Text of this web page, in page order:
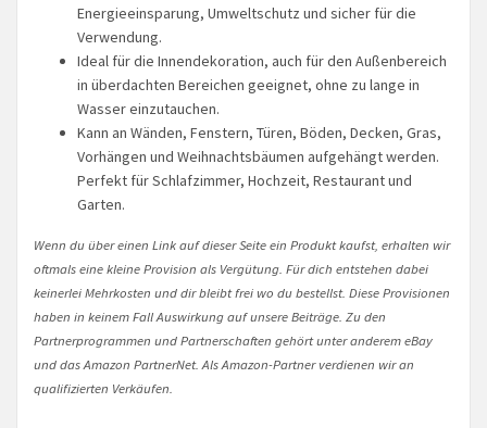
Energieeinsparung, Umweltschutz und sicher für die
Verwendung.
Ideal für die Innendekoration, auch für den Außenbereich
in überdachten Bereichen geeignet, ohne zu lange in
Wasser einzutauchen.
Kann an Wänden, Fenstern, Türen, Böden, Decken, Gras,
Vorhängen und Weihnachtsbäumen aufgehängt werden.
Perfekt für Schlafzimmer, Hochzeit, Restaurant und
Garten.
Wenn du über einen Link auf dieser Seite ein Produkt kaufst, erhalten wir
oftmals eine kleine Provision als Vergütung. Für dich entstehen dabei
keinerlei Mehrkosten und dir bleibt frei wo du bestellst. Diese Provisionen
haben in keinem Fall Auswirkung auf unsere Beiträge. Zu den
Partnerprogrammen und Partnerschaften gehört unter anderem eBay
und das Amazon PartnerNet. Als Amazon-Partner verdienen wir an
qualifizierten Verkäufen.